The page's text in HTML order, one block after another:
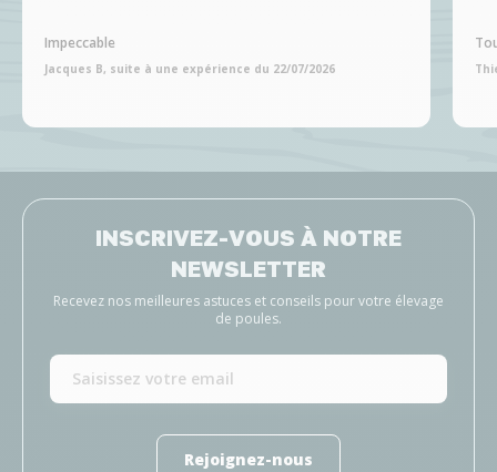
Impeccable
Jacques B, suite à une expérience du 22/07/2026
INSCRIVEZ-VOUS À NOTRE
NEWSLETTER
Recevez nos meilleures astuces et conseils pour votre élevage
de poules.
Rejoignez-nous